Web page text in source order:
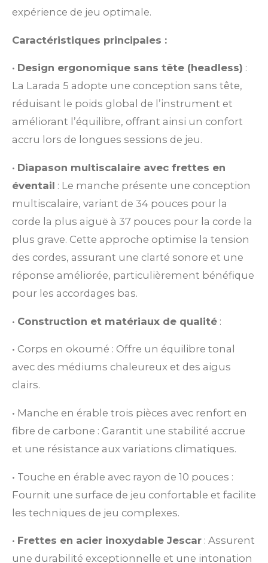
expérience de jeu optimale.
Caractéristiques principales :
• Design ergonomique sans tête (headless) :
La Larada 5 adopte une conception sans tête,
réduisant le poids global de l’instrument et
améliorant l’équilibre, offrant ainsi un confort
accru lors de longues sessions de jeu.
• Diapason multiscalaire avec frettes en
éventail : Le manche présente une conception
multiscalaire, variant de 34 pouces pour la
corde la plus aiguë à 37 pouces pour la corde la
plus grave. Cette approche optimise la tension
des cordes, assurant une clarté sonore et une
réponse améliorée, particulièrement bénéfique
pour les accordages bas.
• Construction et matériaux de qualité :
• Corps en okoumé : Offre un équilibre tonal
avec des médiums chaleureux et des aigus
clairs.
• Manche en érable trois pièces avec renfort en
fibre de carbone : Garantit une stabilité accrue
et une résistance aux variations climatiques.
• Touche en érable avec rayon de 10 pouces :
Fournit une surface de jeu confortable et facilite
les techniques de jeu complexes.
• Frettes en acier inoxydable Jescar : Assurent
une durabilité exceptionnelle et une intonation